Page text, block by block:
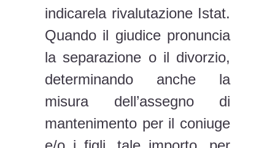
indicarela rivalutazione Istat.
Quando il giudice pronuncia
la separazione o il divorzio,
determinando anche la
misura dell’assegno di
mantenimento per il coniuge